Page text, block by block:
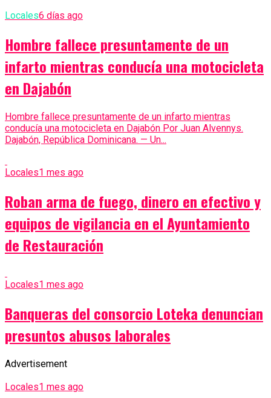
Locales6 días ago
Hombre fallece presuntamente de un
infarto mientras conducía una motocicleta
en Dajabón
Hombre fallece presuntamente de un infarto mientras
conducía una motocicleta en Dajabón Por Juan Alvennys.
Dajabón, República Dominicana. — Un...
Locales1 mes ago
Roban arma de fuego, dinero en efectivo y
equipos de vigilancia en el Ayuntamiento
de Restauración
Locales1 mes ago
Banqueras del consorcio Loteka denuncian
presuntos abusos laborales
Advertisement
Locales1 mes ago